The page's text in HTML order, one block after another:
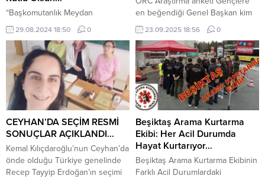
Bu...
kaliteli hizmet...
“Başkomutanlık Meydan
Muharebesi’nin 30 Ağustos
1922’de nihayetlenmesiyle elde
edilen büyük zafer; İstiklal
Savaşı’nı bitiren kesin bir ‘Türk
zaferi’ kimliğiyle milletimizin
asırlardır her şart altında
sürdürdüğü bağımsızlık ve
hürriyet kabiliyetinin şanlı bir
örneği olarak tarihe geçmiştir.
Bize özgür ruhumuzu,
bağımsızlıktaki kararlılığımızı her
yıl yeniden anımsatan 30 Ağustos
Zafer Bayramımız kutlu olsun.”
29.08.2024 18:50 0
en beğendiği Genel Başkan kim
sorusunu sordu. 17-26 yaş arası
gençlerin verdiği yanıtlarda CHP
Genel Başkanı Özgür Özel, AKP’li
Cumhurbaşkanı Erdoğan’a fark
attı Haber Merkezi Türkiye’de
kamuoyu araştırmalarına her gün
bir yenisi daha ekleniyor. ORC
Araştırma 12-14 Eylül tarihleri
arasında yaptığı kamuoyu
yoklamasında 26 ilden 17-16...
23.09.2025 18:56 0
CEYHAN’DA SEÇİM RESMİ
SONUÇLAR AÇIKLANDI…
Kemal Kılıçdaroğlu’nun Ceyhan’da
önde olduğu Türkiye genelinde
Recep Tayyip Erdoğan’ın seçimi
Beşiktaş Arama Kurtarma
Ekibi: Her Acil Durumda
Hayat Kurtarıyor…
Beşiktaş Arama Kurtarma Ekibinin
Farklı Acil Durumlardaki